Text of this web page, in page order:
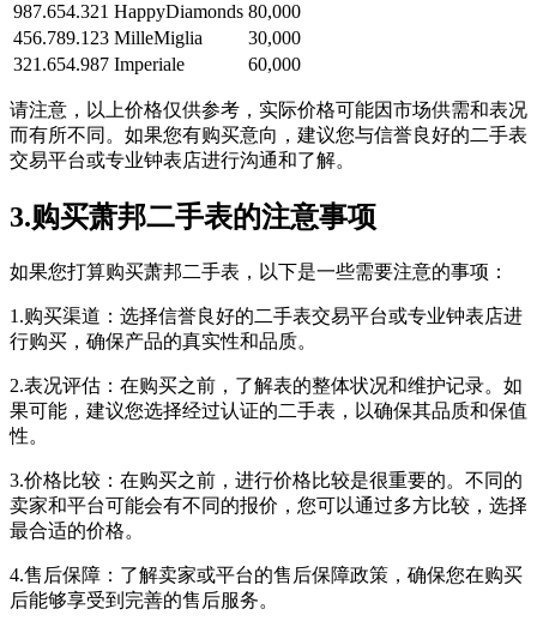
987.654.321 HappyDiamonds 80,000
456.789.123 MilleMiglia
30,000
321.654.987 Imperiale 60,000
请注意，以上价格仅供参考，实际价格可能因市场供需和表况
而有所不同。如果您有购买意向，建议您与信誉良好的二手表
交易平台或专业钟表店进行沟通和了解。
3.购买萧邦二手表的注意事项
如果您打算购买萧邦二手表，以下是一些需要注意的事项：
1.购买渠道：选择信誉良好的二手表交易平台或专业钟表店进
行购买，确保产品的真实性和品质。
2.表况评估：在购买之前，了解表的整体状况和维护记录。如
果可能，建议您选择经过认证的二手表，以确保其品质和保值
性。
3.价格比较：在购买之前，进行价格比较是很重要的。不同的
卖家和平台可能会有不同的报价，您可以通过多方比较，选择
最合适的价格。
4.售后保障：了解卖家或平台的售后保障政策，确保您在购买
后能够享受到完善的售后服务。